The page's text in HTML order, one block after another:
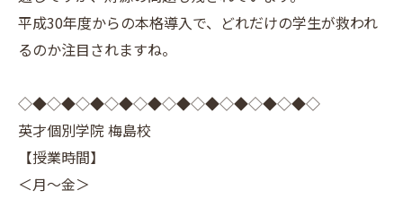
平成30年度からの本格導入で、どれだけの学生が救われ
るのか注目されますね。
◇◆◇◆◇◆◇◆◇◆◇◆◇◆◇◆◇◆◇◆◇
英才個別学院 梅島校
【授業時間】
＜月～金＞